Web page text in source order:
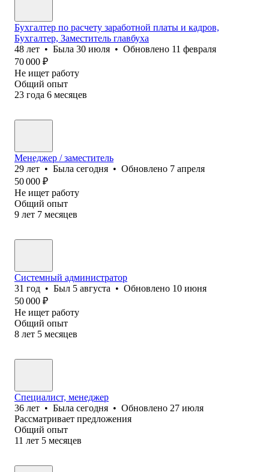
Бухгалтер по расчету заработной платы и кадров,
Бухгалтер, Заместитель главбуха
48 лет • Была 30 июля • Обновлено 11 февраля
70 000 ₽
Не ищет работу
Общий опыт
23 года 6 месяцев
Менеджер / заместитель
29 лет • Была сегодня • Обновлено 7 апреля
50 000 ₽
Не ищет работу
Общий опыт
9 лет 7 месяцев
Системный администратор
31 год • Был 5 августа • Обновлено 10 июня
50 000 ₽
Не ищет работу
Общий опыт
8 лет 5 месяцев
Специалист, менеджер
36 лет • Была сегодня • Обновлено 27 июля
Рассматривает предложения
Общий опыт
11 лет 5 месяцев